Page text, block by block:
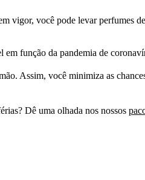
vigor, você pode levar perfumes
função da pandemia de
Assim, você minimiza as
Dê uma olhada nos nossos